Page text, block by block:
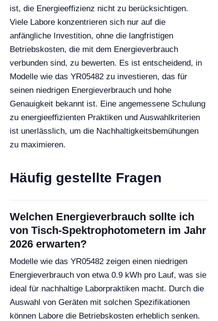
ist, die Energieeffizienz nicht zu berücksichtigen.
Viele Labore konzentrieren sich nur auf die
anfängliche Investition, ohne die langfristigen
Betriebskosten, die mit dem Energieverbrauch
verbunden sind, zu bewerten. Es ist entscheidend, in
Modelle wie das YR05482 zu investieren, das für
seinen niedrigen Energieverbrauch und hohe
Genauigkeit bekannt ist. Eine angemessene Schulung
zu energieeffizienten Praktiken und Auswahlkriterien
ist unerlässlich, um die Nachhaltigkeitsbemühungen
zu maximieren.
Häufig gestellte Fragen
Welchen Energieverbrauch sollte ich
von Tisch-Spektrophotometern im Jahr
2026 erwarten?
Modelle wie das YR05482 zeigen einen niedrigen
Energieverbrauch von etwa 0.9 kWh pro Lauf, was sie
ideal für nachhaltige Laborpraktiken macht. Durch die
Auswahl von Geräten mit solchen Spezifikationen
können Labore die Betriebskosten erheblich senken.